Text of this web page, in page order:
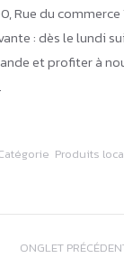
Rue du commerce
: dès le lundi
et profiter à
Produits
ONGLET